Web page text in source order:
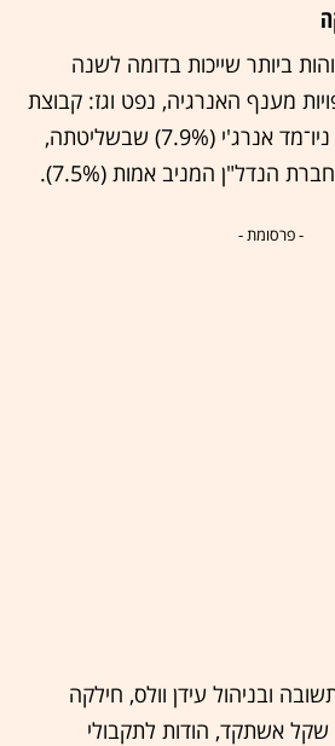
ביותר שייכות בדומה לשנה
מענף האנרגיה, נפט וגז: קבוצת
דלק (11.3%) ושותפות ניו־מד אנרג'י (7.9%) שבשליטתה,
- פרסומת -
ובניהול עידן וולס, חילקה
של 940 מיליון שקל אשתקד, הודות לתקבולי